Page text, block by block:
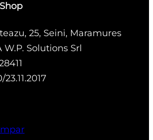
25, Seini, Maramures
W.P. Solutions Srl